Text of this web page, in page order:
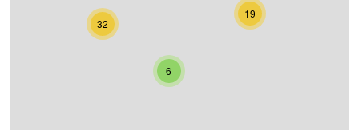
6
32
19